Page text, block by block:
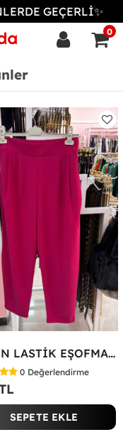
GEÇERLİ✨
0
KALIN LASTİK EŞOFMAN ALTI Fuşya
0 Değerlendirme
SEPETE EKLE